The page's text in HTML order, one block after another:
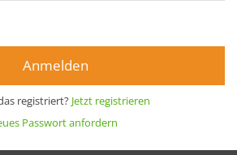
Anmelden
registriert? Jetzt registrieren
Passwort anfordern